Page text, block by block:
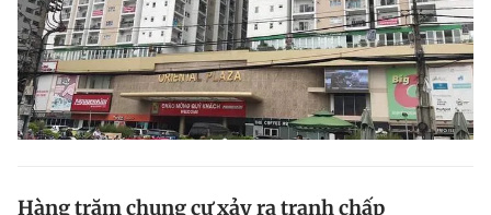
Hàng trăm chung cư xảy ra tranh chấp